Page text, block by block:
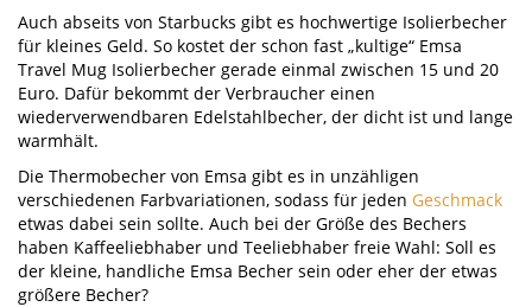
Auch abseits von Starbucks gibt es hochwertige Isolierbecher
für kleines Geld. So kostet der schon fast „kultige“ Emsa
Travel Mug Isolierbecher gerade einmal zwischen 15 und 20
Euro. Dafür bekommt der Verbraucher einen
wiederverwendbaren Edelstahlbecher, der dicht ist und lange
warmhält.
Die Thermobecher von Emsa gibt es in unzähligen
verschiedenen Farbvariationen, sodass für jeden Geschmack
etwas dabei sein sollte. Auch bei der Größe des Bechers
haben Kaffeeliebhaber und Teeliebhaber freie Wahl: Soll es
der kleine, handliche Emsa Becher sein oder eher der etwas
größere Becher?